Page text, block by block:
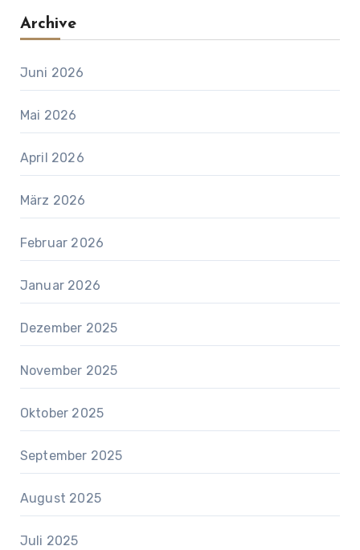
Archive
Juni 2026
Mai 2026
April 2026
März 2026
Februar 2026
Januar 2026
Dezember 2025
November 2025
Oktober 2025
September 2025
August 2025
Juli 2025